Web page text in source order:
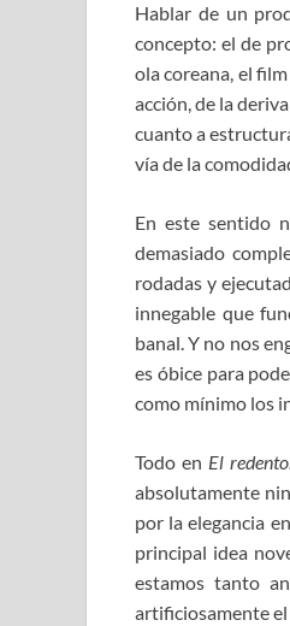
b
o
o
k
t
e
r
o
d
o
n
i
Hablar de un
concepto: el de
ola coreana, el
acción, de la
cuanto a
vía de la
En este sentido
demasiado
rodadas y
innegable que
banal. Y no nos
es óbice para
como mínimo los
Todo en El
absolutamente
por la elegancia
principal idea
estamos tanto
artificiosamente el